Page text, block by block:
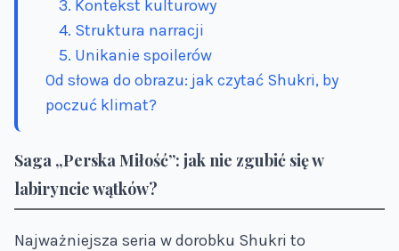
3. Kontekst kulturowy
4. Struktura narracji
5. Unikanie spoilerów
Od słowa do obrazu: jak czytać Shukri, by
poczuć klimat?
Saga „Perska Miłość”: jak nie zgubić się w
labiryncie wątków?
Najważniejsza seria w dorobku Shukri to